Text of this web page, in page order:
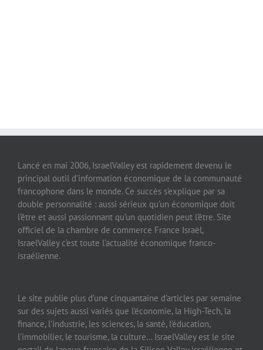
Lancé en mai 2006, IsraelValley est rapidement devenu le
principal outil d’information économique de la communauté
francophone dans le monde. Ce succès s’explique par sa
double personnalité : aussi sérieux qu’un économique doit
l’être et aussi passionnant qu’un quotidien peut l’être. Site
officiel de la chambre de commerce France Israël,
IsraelValley c’est toute l’actualité économique franco-
israélienne.
Le site publie plus d’une cinquantaine d’articles par semaine
sur des sujets aussi variés que l’économie, la High-Tech, la
finance, l’industrie, les sciences, la santé, l’éducation,
l’immobilier, le tourisme, la culture… IsraelValley est le site